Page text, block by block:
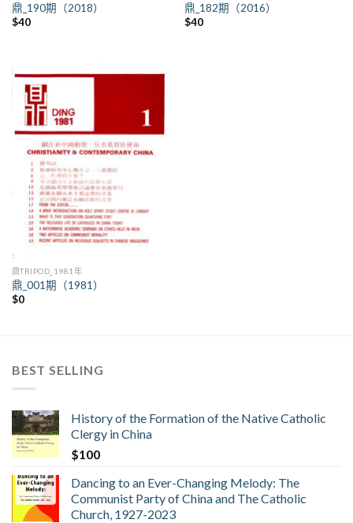
鼎_190期（2018）
$40
鼎_182期（2016）
$40
鼎TRIPOD_1981年
鼎_001期（1981）
$0
BEST SELLING
History of the Formation of the Native Catholic
Clergy in China
$100
Dancing to an Ever-Changing Melody: The
Communist Party of China and The Catholic
Church, 1927-2023